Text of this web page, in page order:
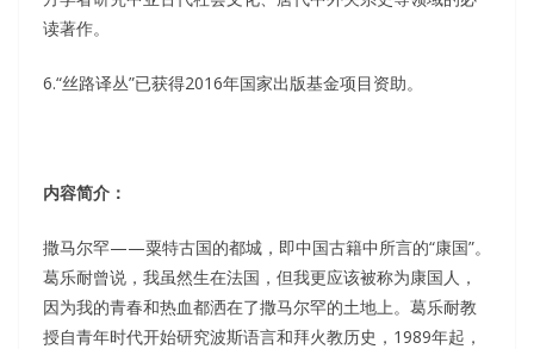
读著作。
6.“丝路译丛”已获得2016年国家出版基金项目资助。
内容简介：
撒马尔罕——粟特古国的都城，即中国古籍中所言的“康国”。
葛乐耐曾说，我虽然生在法国，但我更应该被称为康国人，
因为我的青春和热血都洒在了撒马尔罕的土地上。葛乐耐教
授自青年时代开始研究波斯语言和拜火教历史，1989年起，